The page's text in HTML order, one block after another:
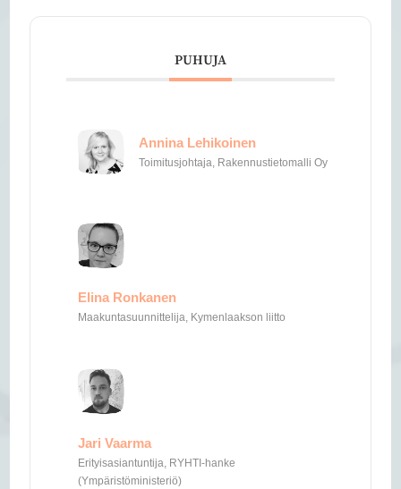
PUHUJA
Annina Lehikoinen
Toimitusjohtaja, Rakennustietomalli Oy
Elina Ronkanen
Maakuntasuunnittelija, Kymenlaakson liitto
Jari Vaarma
Erityisasiantuntija, RYHTI-hanke
(Ympäristöministeriö)